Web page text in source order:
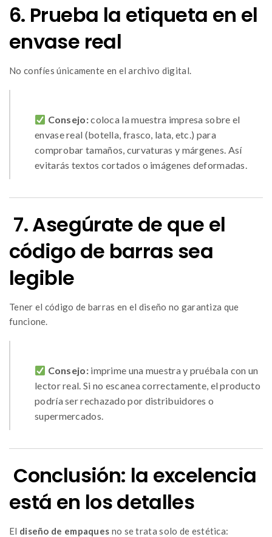
6. Prueba la etiqueta en el
envase real
No confíes únicamente en el archivo digital.
Consejo:coloca la muestra impresa sobre el
envase real (botella, frasco, lata, etc.) para
comprobar tamaños, curvaturas y márgenes. Así
evitarás textos cortados o imágenes deformadas.
7. Asegúrate de que el
código de barras sea
legible
Tener el código de barras en el diseño no garantiza que
funcione.
Consejo:imprime una muestra y pruébala con un
lector real. Si no escanea correctamente, el producto
podría ser rechazado por distribuidores o
supermercados.
Conclusión: la excelencia
está en los detalles
El diseño de empaques no se trata solo de estética: